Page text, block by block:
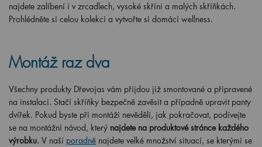
Prohlédněte si celou kolekci a vytvořte si domácí wellness.
Montáž raz dva
na instalaci. Stačí skříňky bezpečně zavěsit a případně upravit panty
dvířek. Pokud byste při montáži nevěděli, jak pokračovat, podívejte
se na montážní návod, kterýnajdete na produktové stránce každého
výrobku. V našíporadněnajdete velké množství situací, se kterými se
potýkali jiní zákazníci a tak jsme pro vás sepsali krátký návod. Pár